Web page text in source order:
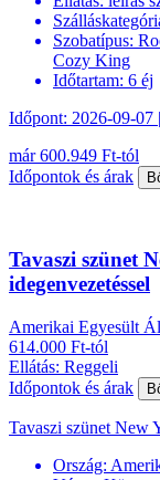
Szobatípus:
Cozy King
Időtartam: 6 éj
Időpont: 2026-09-07
már 600.949 Ft-tól
Időpontok és árak
Tavaszi szünet
idegenvezetéssel
Amerikai Egyesült
614.000 Ft-tól
Ellátás: Reggeli
Időpontok és árak
Tavaszi szünet New
Ország: